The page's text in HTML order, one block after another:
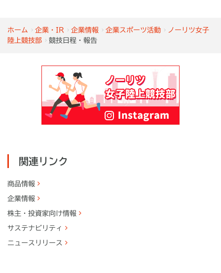
ホーム 企業・IR 企業情報 企業スポーツ活動
ノーリツ女子
陸上競技部
競技日程・報告
関連リンク
商品情報
企業情報
株主・ 投資家向け情報
サステナビリティ
ニュースリリース